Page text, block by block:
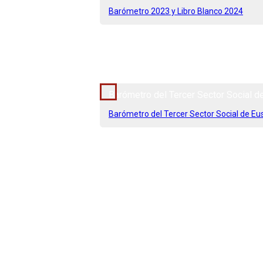
Barómetro 2023 y Libro Blanco 2024
2025
Barómetro del Tercer Sector Social de